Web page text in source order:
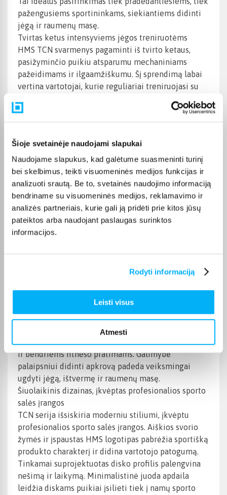
Šioje svetainėje naudojami slapukai
Naudojame slapukus, kad galėtume suasmeninti turinį
bei skelbimus, teikti visuomeninės medijos funkcijas ir
analizuoti srautą. Be to, svetainės naudojimo informaciją
bendriname su visuomeninės medijos, reklamavimo ir
analizės partneriais, kurie gali ją pridėti prie kitos jūsų
pateiktos arba naudojant paslaugas surinktos
informacijos.
Rodyti informaciją
Leisti visus
Atmesti
pažengusiems sportininkams, siekiantiems didinti
jėgą ir raumenų masę.
Tvirtas ketus intensyviems jėgos treniruotėms
HMS TCN svarmenys pagaminti iš tvirto ketaus,
pasižyminčio puikiu atsparumu mechaniniams
pažeidimams ir ilgaamžiškumu. Šį sprendimą labai
vertina vartotojai, kurie reguliariai treniruojasi su
Specialiai suprojektuotas disko paviršius užtikrina
estetišką išvaizdą ir didesnį atsparumą kasdieniam
užtikrintų tinkamą pusiausvyrą atliekant tokius
pratimus kaip:
štangos spaudimas nuo krūtinės,
traukimas iš žemės,
prisėdimai,
štangos traukimas,
izoliaciniai pratimai su tiesiomis ir EZ rankenomis.
31 mm skylė – visuotinis suderinamumas
Dėl 31 mm skersmens skylės šios plokštės
trumpomis strypų rūšimis. Tai universali išeitis
vartotojams, kurie sudaro savo ketaus svorio
plokščių rinkinį namų sporto salėje.
HMS Fitness TCN kultūrizmo svarmenys puikiai
tinka jėgos treniruotėms, kultūrizmo treniruotėms
ir bendriems fitneso pratimams. Galimybė
palaipsniui didinti apkrovą padeda veiksmingai
ugdyti jėgą, ištvermę ir raumenų masę.
Šiuolaikinis dizainas, įkvėptas profesionalios sporto
salės įrangos
TCN serija išsiskiria moderniu stiliumi, įkvėptu
profesionalios sporto salės įrangos. Aiškios svorio
žymės ir įspaustas HMS logotipas pabrėžia sportišką
produkto charakterį ir didina vartotojo patogumą.
Tinkamai suprojektuotas disko profilis palengvina
nešimą ir laikymą. Minimalistinė juoda apdaila
leidžia diskams puikiai įsilieti tiek į namų sporto